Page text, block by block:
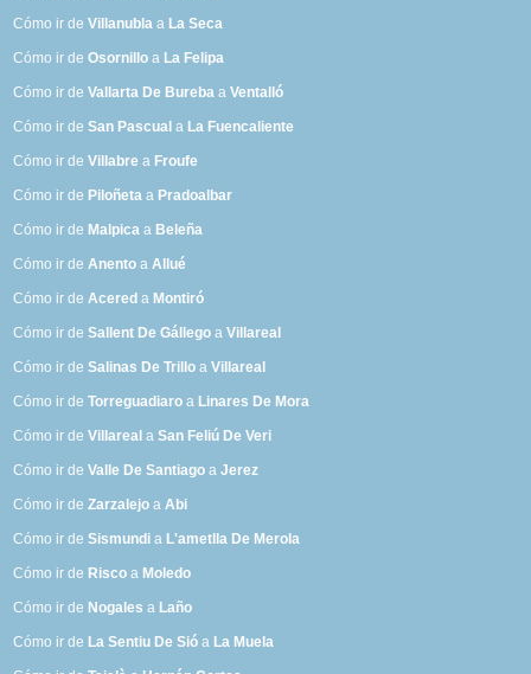
Cómo ir deVillanubla a La Seca
Cómo ir deOsornillo a La Felipa
Cómo ir deVallarta De Bureba aVentalló
Cómo ir deSan Pascual a La Fuencaliente
Cómo ir deVillabre a Froufe
Cómo ir de Piloñeta a Pradoalbar
Cómo ir de Malpica a Beleña
Cómo ir deAnento aAllué
Cómo ir deAcered a Montiró
Cómo ir deSallent De Gállego aVillareal
Cómo ir deSalinas De Trillo aVillareal
Cómo ir deTorreguadiaro a Linares De Mora
Cómo ir deVillareal aSan Feliú De Veri
Cómo ir deValle De Santiago aJerez
Cómo ir deZarzalejo aAbi
Cómo ir deSismundi a L'ametlla De Merola
Cómo ir de Risco a Moledo
Cómo ir de Nogales a Laño
Cómo ir de La Sentiu De Sió a La Muela